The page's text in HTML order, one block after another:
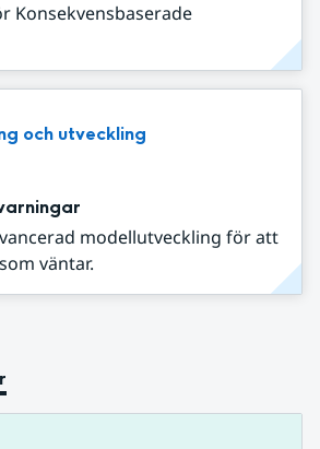
Konsekvensbaserade
och utveckling
modellutveckling för att
väntar.